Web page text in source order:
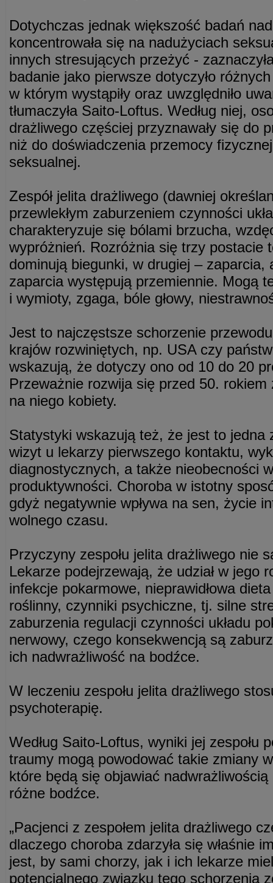
Dotychczas jednak większość badań
koncentrowała się na nadużyciach
innych stresujących przeżyć -
badanie jako pierwsze dotyczyło
w którym wystąpiły oraz uwzględniło
tłumaczyła Saito-Loftus. Według niej,
drażliwego częściej przyznawały się do
niż do doświadczenia przemocy
seksualnej.
Zespół jelita drażliwego (dawniej
przewlekłym zaburzeniem czynności
charakteryzuje się bólami brzucha,
wypróżnień. Rozróżnia się trzy postacie
dominują biegunki, w drugiej – zaparcia,
zaparcia występują przemiennie. Mogą
i wymioty, zgaga, bóle głowy,
Jest to najczęstsze schorzenie
krajów rozwiniętych, np. USA czy
wskazują, że dotyczy ono od 10 do 20
Przeważnie rozwija się przed 50.
na niego kobiety.
Statystyki wskazują też, że jest to jedna
wizyt u lekarzy pierwszego kontaktu,
diagnostycznych, a także nieobecności
produktywności. Choroba w istotny
gdyż negatywnie wpływa na sen, życie
wolnego czasu.
Przyczyny zespołu jelita drażliwego nie
Lekarze podejrzewają, że udział w jego
infekcje pokarmowe, nieprawidłowa
roślinny, czynniki psychiczne, tj. silne
zaburzenia regulacji czynności układu
nerwowy, czego konsekwencją są
ich nadwrażliwość na bodźce.
W leczeniu zespołu jelita drażliwego
psychoterapię.
Według Saito-Loftus, wyniki jej zespołu
traumy mogą powodować takie zmiany
które będą się objawiać nadwrażliwością
różne bodźce.
„Pacjenci z zespołem jelita drażliwego
dlaczego choroba zdarzyła się właśnie
jest, by sami chorzy, jak i ich lekarze
potencjalnego związku tego schorzenia